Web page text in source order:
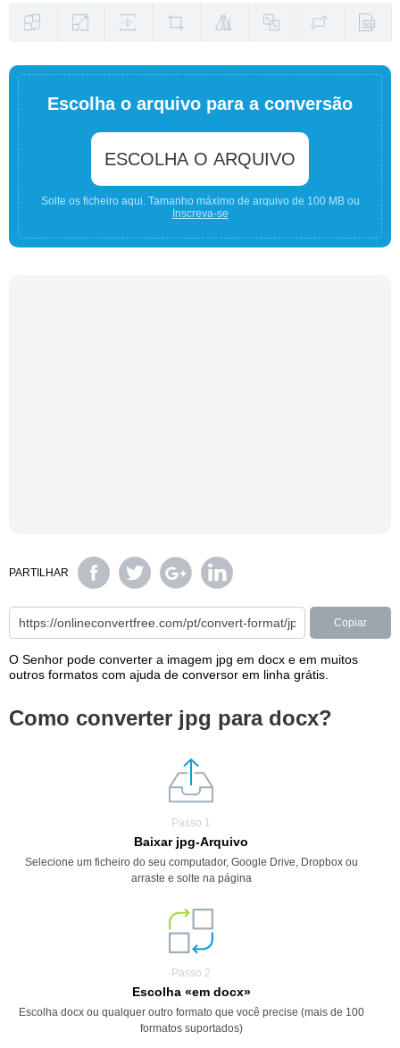
Escolha o arquivo para a conversão
ESCOLHA O ARQUIVO
Solte os ficheiro aqui. Tamanho máximo de arquivo de 100 MB ou
Inscreva-se
PARTILHAR
Copiar
O Senhor pode converter a imagem jpg em docx e em muitos
outros formatos com ajuda de conversor em linha grátis.
Como converter jpg para docx?
Passo 1
Baixar jpg-Arquivo
Selecione um ficheiro do seu computador, Google Drive, Dropbox ou
arraste e solte na página
Passo 2
Escolha «em docx»
Escolha docx ou qualquer outro formato que você precise (mais de 100
formatos suportados)